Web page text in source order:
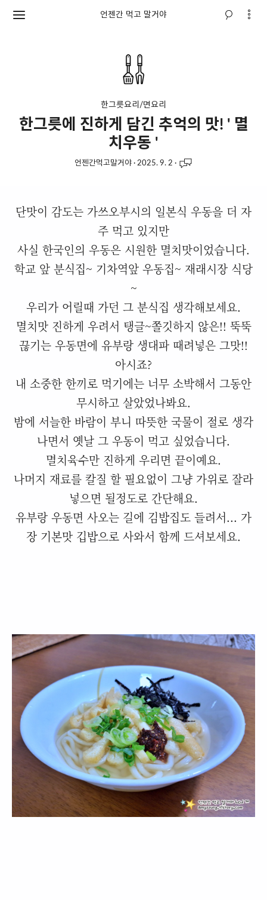
언젠간 먹고 말거야
한그릇요리/면요리
한그릇에 진하게 담긴 추억의 맛! ' 멸
치우동 '
언젠간먹고말거야· 2025. 9. 2 ·
단맛이 감도는 가쓰오부시의 일본식 우동을 더 자
주 먹고 있지만
사실 한국인의 우동은 시원한 멸치맛이었습니다.
학교 앞 분식집~ 기차역앞 우동집~ 재래시장 식당
~
우리가 어릴때 가던 그 분식집 생각해보세요.
멸치맛 진하게 우려서 탱글~쫄깃하지 않은!! 뚝뚝
끊기는 우동면에 유부랑 생대파 때려넣은 그맛!!
아시죠?
내 소중한 한끼로 먹기에는 너무 소박해서 그동안
무시하고 살았었나봐요.
밤에 서늘한 바람이 부니 따뜻한 국물이 절로 생각
나면서 옛날 그 우동이 먹고 싶었습니다.
멸치육수만 진하게 우리면 끝이예요.
나머지 재료를 칼질 할 필요없이 그냥 가위로 잘라
넣으면 될정도로 간단해요.
유부랑 우동면 사오는 길에 김밥집도 들려서... 가
장 기본맛 깁밥으로 사와서 함께 드셔보세요.